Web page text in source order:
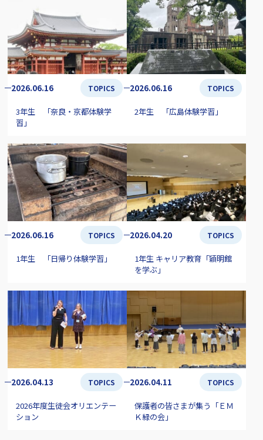
2026.06.16 TOPICS
3年生 「奈良・京都体験学
習」
2026.06.16 TOPICS
2年生 「広島体験学習」
2026.06.16 TOPICS
1年生 「日帰り体験学習」
2026.04.20 TOPICS
1年生 キャリア教育「穎明館
を学ぶ」
2026.04.13 TOPICS
2026年度生徒会オリエンテー
ション
2026.04.11 TOPICS
保護者の皆さまが集う「ＥＭ
Ｋ緑の会」